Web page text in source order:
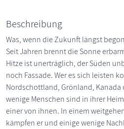
Beschreibung
Was, wenn die Zukunft längst
Seit Jahren brennt die Sonne
Hitze ist unerträglich, der Süden
noch Fassade. Wer es sich leisten
Nordschottland, Grönland, Kanada
wenige Menschen sind in ihrer
einer von ihnen. In einem
kämpfen er und einige wenige